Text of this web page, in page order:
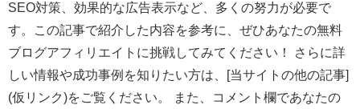
SEO対策、効果的な広告表示など、多くの努力が必要で
す。この記事で紹介した内容を参考に、ぜひあなたの無料
ブログアフィリエイトに挑戦してみてください！ さらに詳
しい情報や成功事例を知りたい方は、[当サイトの他の記事]
(仮リンク)をご覧ください。 また、コメント欄であなたの